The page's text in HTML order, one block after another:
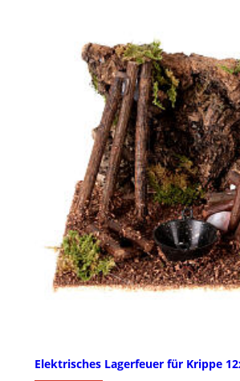
Elektrisches Lagerfeuer für Krippe